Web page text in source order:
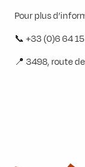
Pour plus
📞 +33 (0)6 64
📍 3498, route